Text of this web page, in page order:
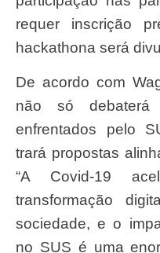
requer inscrição
hackathona será
De acordo com Wagner Martins, o Seminário
não só debaterá
enfrentados pelo
trará propostas
“A Covid-19
transformação
sociedade, e o
no SUS é uma